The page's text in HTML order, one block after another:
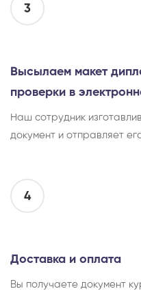
3
Высылаем макет
проверки в
Наш сотрудник
документ и отправляет
4
Доставка и оплата
Вы получаете документ